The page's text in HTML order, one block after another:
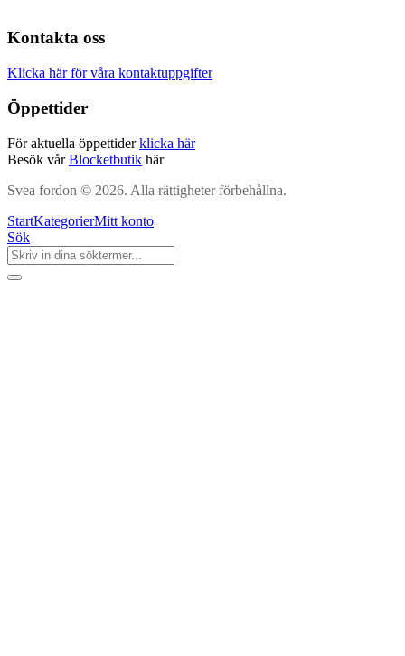
Kontakta oss
Klicka här för våra kontaktuppgifter
Öppettider
För aktuella öppettiderklicka här
Besök vårBlocketbutik här
Svea fordon © 2026. Alla rättigheter förbehållna.
StartKategorierMitt konto
Sök